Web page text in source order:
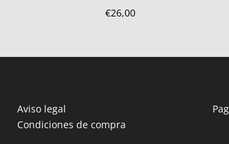
€26,00
Aviso legal
Condiciones de compra